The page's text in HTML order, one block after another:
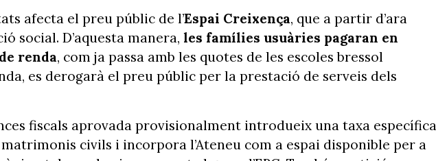
afecta el preu públic de l’Espai Creixença, que a partir d’ara
social. D’aquesta manera, les famílies usuàries pagaran en
renda, com ja passa amb les quotes de les escoles bressol
es derogarà el preu públic per la prestació de serveis dels
fiscals aprovada provisionalment introdueix una taxa específica
civils i incorpora l’Ateneu com a espai disponible per a